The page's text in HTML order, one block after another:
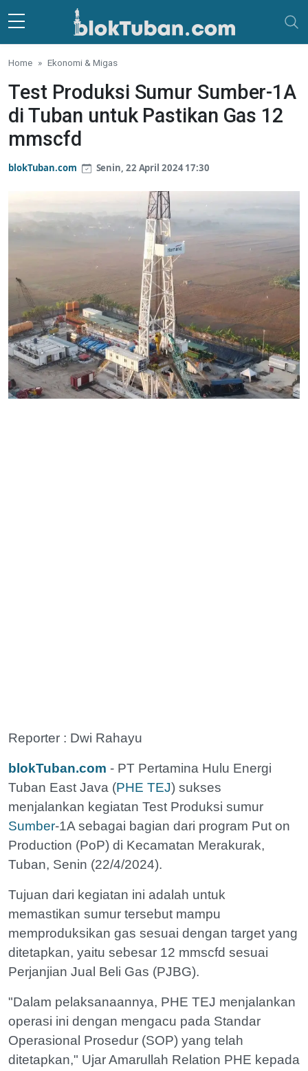
Skip to main content
Home Ekonomi & Migas
Test Produksi Sumur Sumber-1A
di Tuban untuk Pastikan Gas 12
mmscfd
blokTuban.com Senin, 22 April 2024 17:30
Reporter : Dwi Rahayu
blokTuban.com - PT Pertamina Hulu Energi
Tuban East Java (PHE TEJ) sukses
menjalankan kegiatan Test Produksi sumur
Sumber-1A sebagai bagian dari program Put on
Production (PoP) di Kecamatan Merakurak,
Tuban, Senin (22/4/2024).
Tujuan dari kegiatan ini adalah untuk
memastikan sumur tersebut mampu
memproduksikan gas sesuai dengan target yang
ditetapkan, yaitu sebesar 12 mmscfd sesuai
Perjanjian Jual Beli Gas (PJBG).
"Dalam pelaksanaannya, PHE TEJ menjalankan
operasi ini dengan mengacu pada Standar
Operasional Prosedur (SOP) yang telah
ditetapkan," Ujar Amarullah Relation PHE kepada